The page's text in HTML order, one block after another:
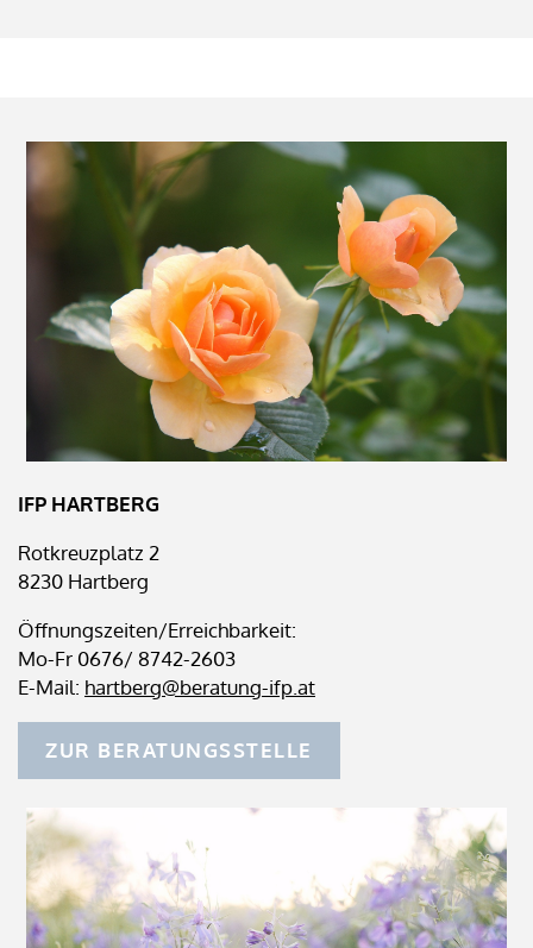
IFP HARTBERG
Rotkreuzplatz 2
8230 Hartberg
Öffnungszeiten/Erreichbarkeit:
Mo-Fr 0676/ 8742-2603
E-Mail: hartberg@beratung-ifp.at
ZUR BERATUNGSSTELLE